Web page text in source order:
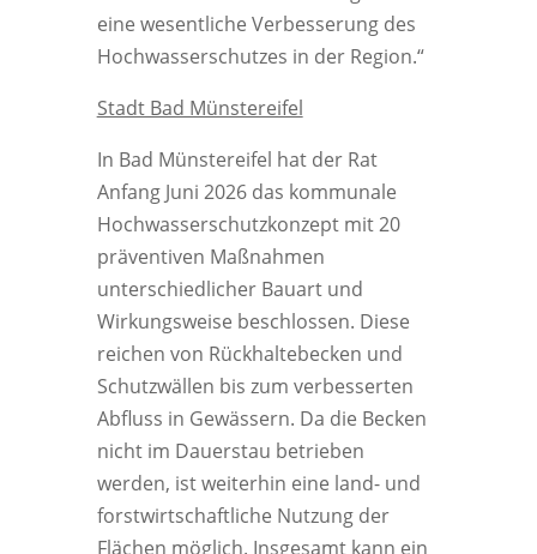
eine wesentliche Verbesserung des
Hochwasserschutzes in der Region.“
Stadt Bad Münstereifel
In Bad Münstereifel hat der Rat
Anfang Juni 2026 das kommunale
Hochwasserschutzkonzept mit 20
präventiven Maßnahmen
unterschiedlicher Bauart und
Wirkungsweise beschlossen. Diese
reichen von Rückhaltebecken und
Schutzwällen bis zum verbesserten
Abfluss in Gewässern. Da die Becken
nicht im Dauerstau betrieben
werden, ist weiterhin eine land- und
forstwirtschaftliche Nutzung der
Flächen möglich. Insgesamt kann ein